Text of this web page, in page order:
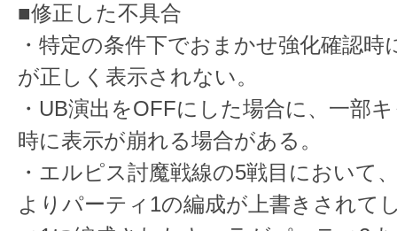
■修正した不具合
・特定の条件下でおまかせ強化確認時
が正しく表示されない。
・UB演出をOFFにした場合に、一部
時に表示が崩れる場合がある。
・エルピス討魔戦線の5戦目において
よりパーティ1の編成が上書きされて